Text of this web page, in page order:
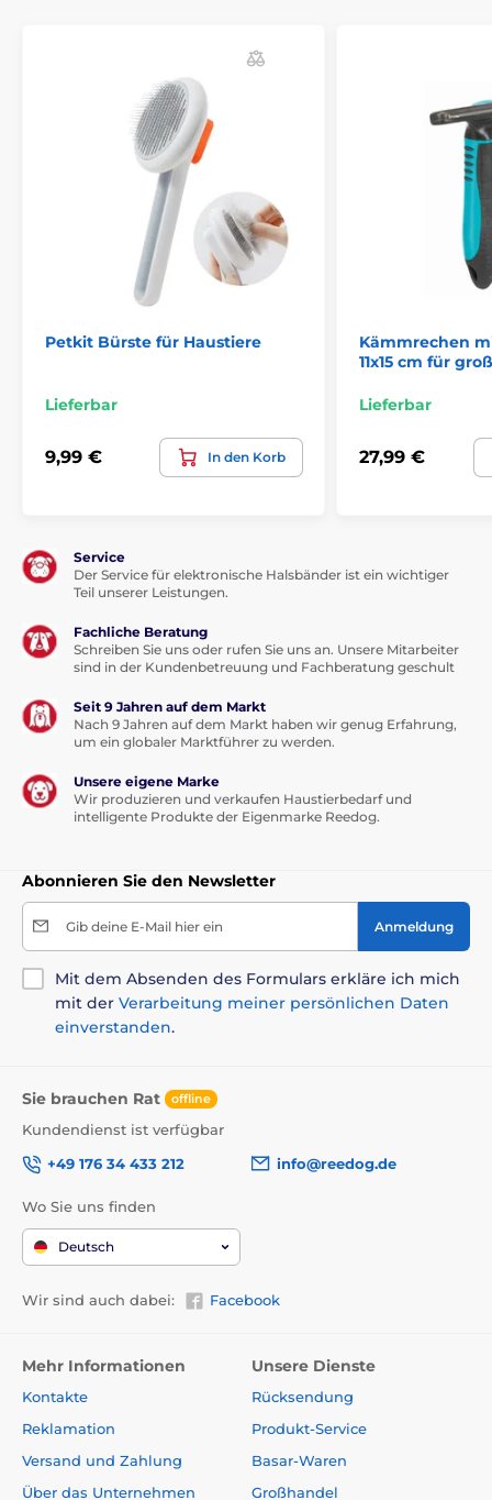
Petkit Bürste für Haustiere
Lieferbar
9,99 € In den Korb
Kämmrechen
11x15 cm für
Lieferbar
27,99 €
Service
Der Service für elektronische Halsbänder ist ein wichtiger
Teil unserer Leistungen.
Fachliche Beratung
Schreiben Sie uns oder rufen Sie uns an. Unsere Mitarbeiter
sind in der Kundenbetreuung und Fachberatung geschult
Seit 9 Jahren auf dem Markt
Nach 9 Jahren auf dem Markt haben wir genug Erfahrung,
um ein globaler Marktführer zu werden.
Unsere eigene Marke
Wir produzieren und verkaufen Haustierbedarf und
intelligente Produkte der Eigenmarke Reedog.
Abonnieren Sie den Newsletter
Gib deine E-Mail hier ein Anmeldung
Mit dem Absenden des Formulars erkläre ich mich
mit der Verarbeitung meiner persönlichen Daten
einverstanden.
Sie brauchen Rat offline
Kundendienst ist verfügbar
+49 176 34 433 212
info@reedog.de
Wo Sie uns finden
Deutsch
Wir sind auch dabei: Facebook
Mehr Informationen
Kontakte
Reklamation
Versand und Zahlung
Über das Unternehmen
Unsere Dienste
Rücksendung
Produkt-Service
Basar-Waren
Großhandel